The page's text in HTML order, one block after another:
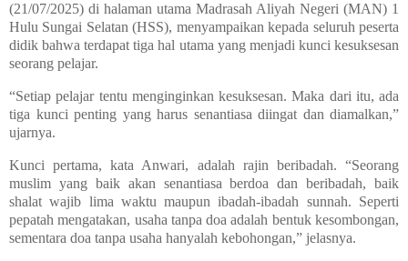
(21/07/2025) di halaman utama Madrasah Aliyah Negeri (MAN) 1
Hulu Sungai Selatan (HSS), menyampaikan kepada seluruh peserta
didik bahwa terdapat tiga hal utama yang menjadi kunci kesuksesan
seorang pelajar.
“Setiap pelajar tentu menginginkan kesuksesan. Maka dari itu, ada
tiga kunci penting yang harus senantiasa diingat dan diamalkan,”
ujarnya.
Kunci pertama, kata Anwari, adalah rajin beribadah. “Seorang
muslim yang baik akan senantiasa berdoa dan beribadah, baik
shalat wajib lima waktu maupun ibadah-ibadah sunnah. Seperti
pepatah mengatakan, usaha tanpa doa adalah bentuk kesombongan,
sementara doa tanpa usaha hanyalah kebohongan,” jelasnya.